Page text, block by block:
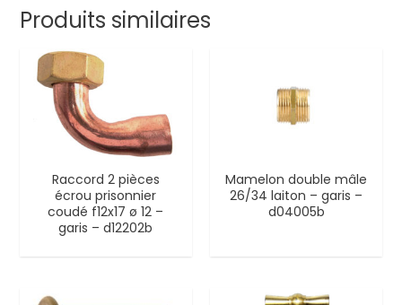
Produits similaires
Raccord 2 pièces
écrou prisonnier
coudé f12x17 ø 12 –
garis – d12202b
Mamelon double mâle
26/34 laiton – garis –
d04005b